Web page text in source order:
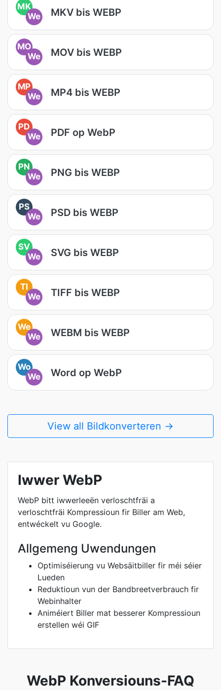
MK
We
MKV bis WEBP
MO
We
MOV bis WEBP
MP
We
MP4 bis WEBP
PD
We
PDF op WebP
PN
We
PNG bis WEBP
PS
We
PSD bis WEBP
SV
We
SVG bis WEBP
TI
We
TIFF bis WEBP
We
We
WEBM bis WEBP
Wo
We
Word op WebP
View all Bildkonverteren →
Iwwer WebP
WebP bitt iwwerleeën verloschtfräi a
verloschtfräi Kompressioun fir Biller am Web,
entwéckelt vu Google.
Allgemeng Uwendungen
Optimiséierung vu Websäitbiller fir méi séier
Lueden
Reduktioun vun der Bandbreetverbrauch fir
Webinhalter
Animéiert Biller mat besserer Kompressioun
erstellen wéi GIF
WebP Konversiouns-FAQ